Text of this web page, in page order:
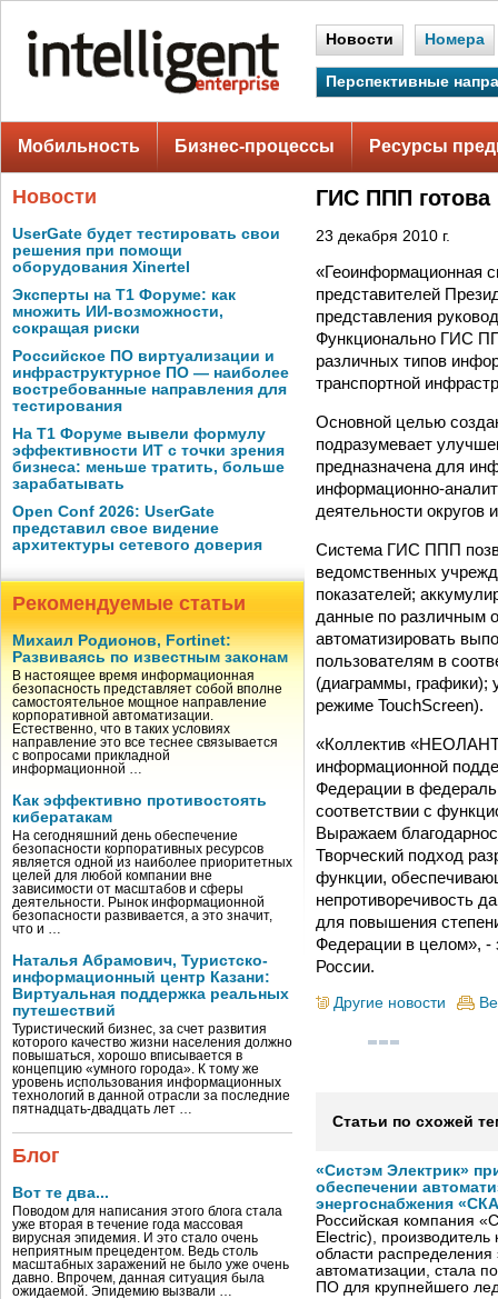
Новости Номера
Перспективные
Мобильность Бизнес-процессы Ресурсы
Новости
UserGate будет тестировать свои
решения при помощи
оборудования Xinertel
Эксперты на Т1 Форуме: как
множить ИИ-возможности,
сокращая риски
Российское ПО виртуализации и
инфраструктурное ПО — наиболее
востребованные направления для
тестирования
На Т1 Форуме вывели формулу
эффективности ИТ с точки зрения
бизнеса: меньше тратить, больше
зарабатывать
Open Conf 2026: UserGate
представил свое видение
архитектуры сетевого доверия
Рекомендуемые статьи
Михаил Родионов, Fortinet:
Развиваясь по известным законам
В настоящее время информационная
безопасность представляет собой вполне
самостоятельное мощное направление
корпоративной автоматизации.
Естественно, что в таких условиях
направление это все теснее связывается
с вопросами прикладной
информационной …
Как эффективно противостоять
кибератакам
На сегодняшний день обеспечение
безопасности корпоративных ресурсов
является одной из наиболее приоритетных
целей для любой компании вне
зависимости от масштабов и сферы
деятельности. Рынок информационной
безопасности развивается, а это значит,
что и …
Наталья Абрамович, Туристско-
информационный центр Казани:
Виртуальная поддержка реальных
путешествий
Туристический бизнес, за счет развития
которого качество жизни населения должно
повышаться, хорошо вписывается в
концепцию «умного города». К тому же
уровень использования информационных
технологий в данной отрасли за последние
пятнадцать-двадцать лет …
Блог
Вот те два...
Поводом для написания этого блога стала
уже вторая в течение года массовая
вирусная эпидемия. И это стало очень
неприятным прецедентом. Ведь столь
масштабных заражений не было уже очень
давно. Впрочем, данная ситуация была
ожидаемой. Эпидемию вызвали …
ГИС ППП готова
23 декабря 2010 г.
«Геоинформационная
представителей
представления
Функционально ГИС
различных типов
транспортной
Основной целью
подразумевает
предназначена для
информационно-
деятельности округов
Система ГИС ППП
ведомственных
показателей;
данные по различным
автоматизировать
пользователям в
(диаграммы, графики);
режиме TouchScreen).
«Коллектив
информационной
Федерации в
соответствии с
Выражаем
Творческий подход
функции,
непротиворечивость
для повышения
Федерации в целом», -
России.
Другие новости
Статьи по схожей
«Систэм Электрик»
обеспечении
энергоснабжения
Российская компания
Electric),
области распределения
автоматизации, стала
ПО для крупнейшего